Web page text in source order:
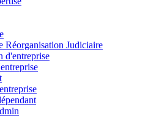
Réorganisation Judiciaire
d'entreprise